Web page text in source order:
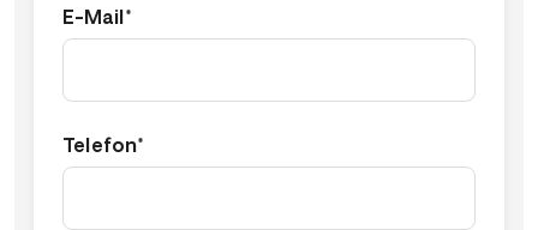
E-Mail*
Telefon*